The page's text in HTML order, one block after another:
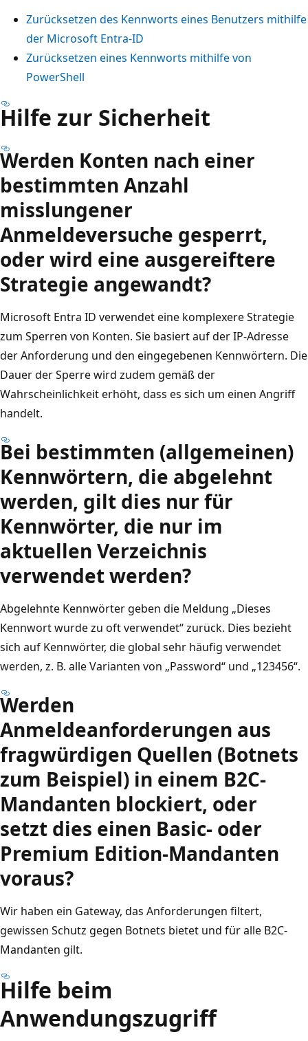
Zurücksetzen des Kennworts eines Benutzers mithilfe
der Microsoft Entra-ID
Zurücksetzen eines Kennworts mithilfe von
PowerShell
Hilfe zur Sicherheit
Werden Konten nach einer
bestimmten Anzahl
misslungener
Anmeldeversuche gesperrt,
oder wird eine ausgereiftere
Strategie angewandt?
Microsoft Entra ID verwendet eine komplexere Strategie
zum Sperren von Konten. Sie basiert auf der IP-Adresse
der Anforderung und den eingegebenen Kennwörtern. Die
Dauer der Sperre wird zudem gemäß der
Wahrscheinlichkeit erhöht, dass es sich um einen Angriff
handelt.
Bei bestimmten (allgemeinen)
Kennwörtern, die abgelehnt
werden, gilt dies nur für
Kennwörter, die nur im
aktuellen Verzeichnis
verwendet werden?
Abgelehnte Kennwörter geben die Meldung „Dieses
Kennwort wurde zu oft verwendet“ zurück. Dies bezieht
sich auf Kennwörter, die global sehr häufig verwendet
werden, z. B. alle Varianten von „Password“ und „123456“.
Werden
Anmeldeanforderungen aus
fragwürdigen Quellen (Botnets
zum Beispiel) in einem B2C-
Mandanten blockiert, oder
setzt dies einen Basic- oder
Premium Edition-Mandanten
voraus?
Wir haben ein Gateway, das Anforderungen filtert,
gewissen Schutz gegen Botnets bietet und für alle B2C-
Mandanten gilt.
Hilfe beim
Anwendungszugriff